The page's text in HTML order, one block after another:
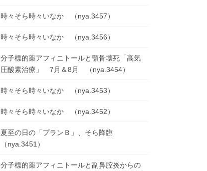
時々そら時々いなか （nya.3457）
時々そら時々いなか （nya.3456）
分子標的薬アフィニトールと顎骨壊死「高気
圧酸素治療」 7月＆8月 （nya.3454）
時々そら時々いなか （nya.3453）
時々そら時々いなか （nya.3452）
夏至の日の「プランＢ」、そら降臨
（nya.3451）
分子標的薬アフィニトールと副鼻腔炎からの